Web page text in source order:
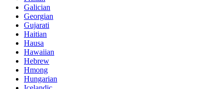
Galician
Georgian
Gujarati
Haitian
Hausa
Hawaiian
Hebrew
Hmong
Hungarian